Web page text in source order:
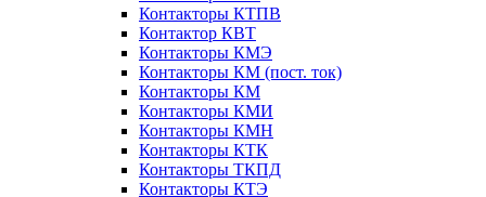
Контакторы КТПВ
Контактор КВТ
Контакторы КМЭ
Контакторы КМ (пост. ток)
Контакторы КМ
Контакторы КМИ
Контакторы КМН
Контакторы КТК
Контакторы ТКПД
Контакторы КТЭ